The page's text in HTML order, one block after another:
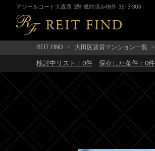
アジールコート大森西 3階 成約済み物件 3513-303
REIT FIND 大田区賃貸マンション一覧
検討中リスト： 0件 保存した条件： 0件